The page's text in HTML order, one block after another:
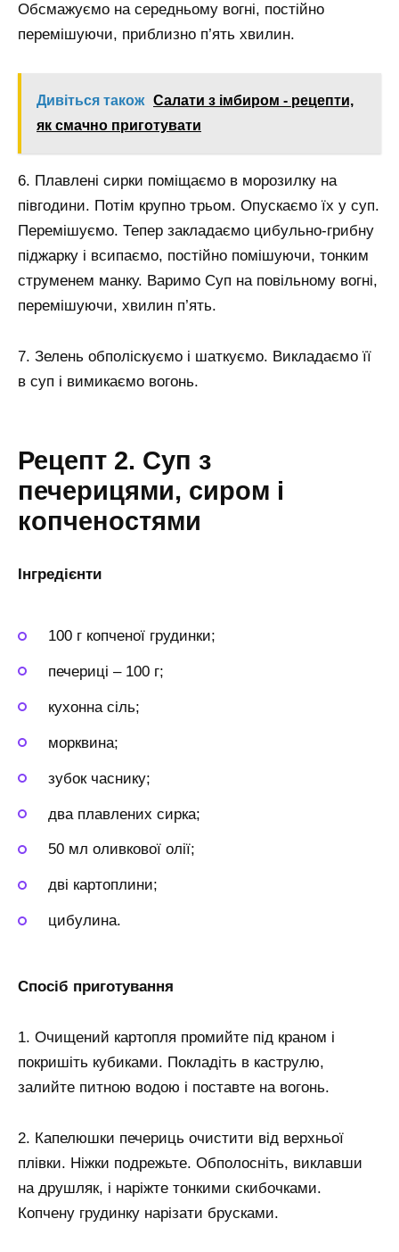
Обсмажуємо на середньому вогні, постійно
перемішуючи, приблизно п’ять хвилин.
Дивіться також Салати з імбиром - рецепти,
як смачно приготувати
6. Плавлені сирки поміщаємо в морозилку на
півгодини. Потім крупно трьом. Опускаємо їх у суп.
Перемішуємо. Тепер закладаємо цибульно-грибну
піджарку і всипаємо, постійно помішуючи, тонким
струменем манку. Варимо Суп на повільному вогні,
перемішуючи, хвилин п’ять.
7. Зелень обполіскуємо і шаткуємо. Викладаємо її
в суп і вимикаємо вогонь.
Рецепт 2. Суп з
печерицями, сиром і
копченостями
Інгредієнти
100 г копченої грудинки;
печериці – 100 г;
кухонна сіль;
морквина;
зубок часнику;
два плавлених сирка;
50 мл оливкової олії;
дві картоплини;
цибулина.
Спосіб приготування
1. Очищений картопля промийте під краном і
покришіть кубиками. Покладіть в каструлю,
залийте питною водою і поставте на вогонь.
2. Капелюшки печериць очистити від верхньої
плівки. Ніжки подрежьте. Обполосніть, виклавши
на друшляк, і наріжте тонкими скибочками.
Копчену грудинку нарізати брусками.